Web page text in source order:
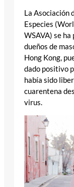
La Asociación
Especies
WSAVA) se
dueños de
Hong Kong,
dado positivo
había sido
cuarentena
virus.